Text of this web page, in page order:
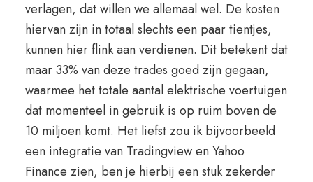
verlagen, dat willen we allemaal wel. De kosten
hiervan zijn in totaal slechts een paar tientjes,
kunnen hier flink aan verdienen. Dit betekent dat
maar 33% van deze trades goed zijn gegaan,
waarmee het totale aantal elektrische voertuigen
dat momenteel in gebruik is op ruim boven de
10 miljoen komt. Het liefst zou ik bijvoorbeeld
een integratie van Tradingview en Yahoo
Finance zien, ben je hierbij een stuk zekerder